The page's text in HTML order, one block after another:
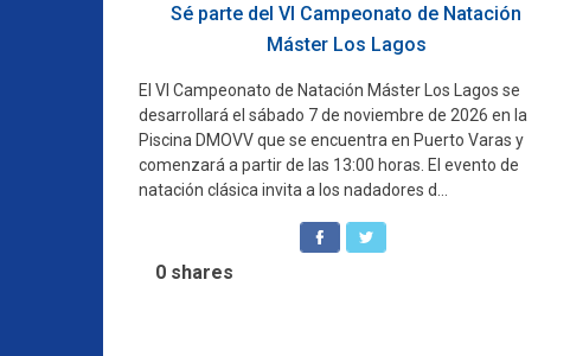
Sé parte del VI Campeonato de Natación
Máster Los Lagos
El VI Campeonato de Natación Máster Los Lagos se
desarrollará el sábado 7 de noviembre de 2026 en la
Piscina DMOVV que se encuentra en Puerto Varas y
comenzará a partir de las 13:00 horas. El evento de
natación clásica invita a los nadadores d...
0 shares